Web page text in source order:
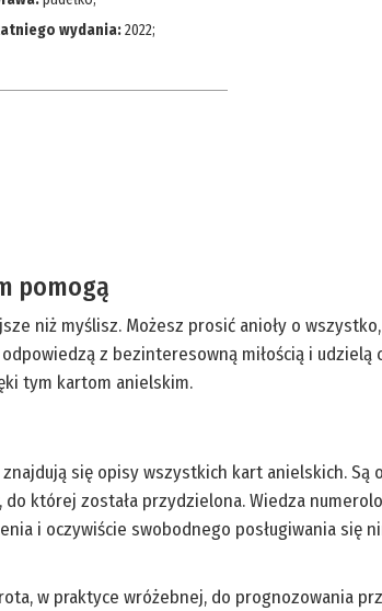
wydania:2022;
pomogą
niż myślisz. Możesz prosić anioły o
z bezinteresowną miłością i udzielą
tym kartom anielskim.
się opisy wszystkich kart anielskich. Są
której została przydzielona. Wiedza
i oczywiście swobodnego posługiwania się
w praktyce wróżebnej, do prognozowania